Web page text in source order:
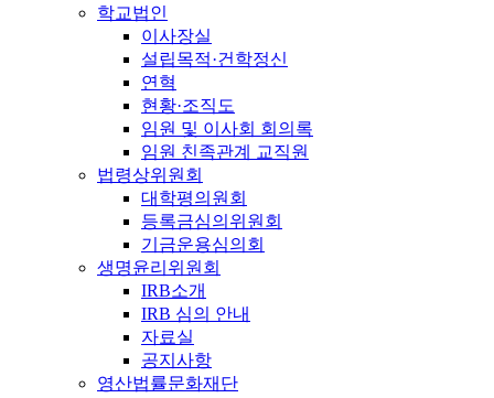
학교법인
이사장실
설립목적·건학정신
연혁
현황·조직도
임원 및 이사회 회의록
임원 친족관계 교직원
법령상위원회
대학평의원회
등록금심의위원회
기금운용심의회
생명윤리위원회
IRB소개
IRB 심의 안내
자료실
공지사항
영산법률문화재단